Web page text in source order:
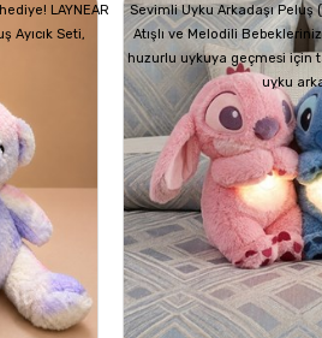
LAYNEAR
Ayıcık Seti,
Sevimli Uyku Arkadaşı Peluş
Atışlı ve Melodili
huzurlu uykuya geçmesi için
uyku